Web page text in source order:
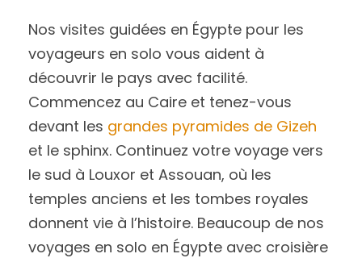
Nos visites guidées en Égypte pour les
voyageurs en solo vous aident à
découvrir le pays avec facilité.
Commencez au Caire et tenez-vous
devant les grandes pyramides de Gizeh
et le sphinx. Continuez votre voyage vers
le sud à Louxor et Assouan, où les
temples anciens et les tombes royales
donnent vie à l’histoire. Beaucoup de nos
voyages en solo en Égypte avec croisière